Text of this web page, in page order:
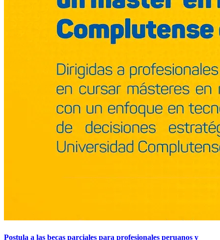
Postula a las becas parciales para profesionales peruanos y